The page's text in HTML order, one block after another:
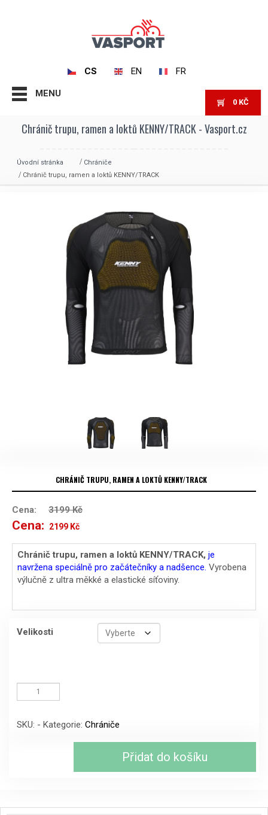
CS EN FR
MENU
0 KČ
Chránič trupu, ramen a loktů KENNY/TRACK - Vasport.cz
Úvodní stránka
Chrániče
Chránič trupu, ramen a loktů KENNY/TRACK
CHRÁNIČ TRUPU, RAMEN A LOKTŮ KENNY/TRACK
Cena: 3199Kč
Cena: Původní
cena
byla:
2199 Kč
cena
je:
Chránič trupu, ramen a loktů KENNY/TRACK, je
navržena speciálně pro začátečníky a nadšence. Vyrobena
výlučně z ultra měkké a elastické síťoviny.
Velikosti
trupu,
ramen
loktů
SKU: - Kategorie: Chrániče
Přidat do košíku